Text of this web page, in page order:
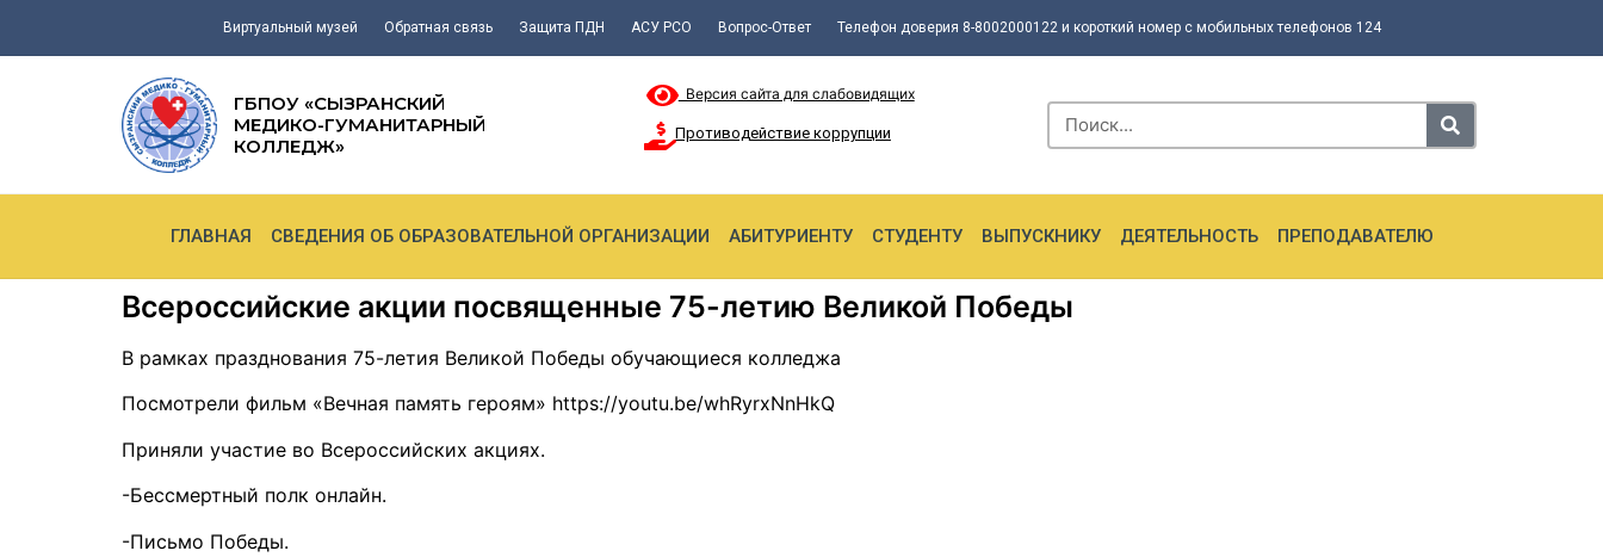
Виртуальный музей Обратная связь Защита ПДН АСУ РСО Вопрос-Ответ Телефон доверия 8-8002000122 и короткий номер с мобильных телефонов 124
ГБПОУ «СЫЗРАНСКИЙ
МЕДИКО-ГУМАНИТАРНЫЙ
КОЛЛЕДЖ»
Версия сайта для слабовидящих
Противодействие коррупции
ГЛАВНАЯ СВЕДЕНИЯ ОБ ОБРАЗОВАТЕЛЬНОЙ ОРГАНИЗАЦИИ АБИТУРИЕНТУ СТУДЕНТУ ВЫПУСКНИКУ ДЕЯТЕЛЬНОСТЬ ПРЕПОДАВАТЕЛЮ
Всероссийские акции посвященные 75-летию Великой Победы
В рамках празднования 75-летия Великой Победы обучающиеся колледжа
Посмотрели фильм «Вечная память героям» https://youtu.be/whRyrxNnHkQ
Приняли участие во Всероссийских акциях.
-Бессмертный полк онлайн.
-Письмо Победы.